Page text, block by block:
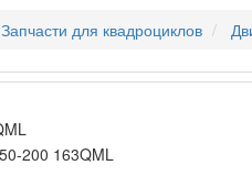
Запчасти для квадроциклов